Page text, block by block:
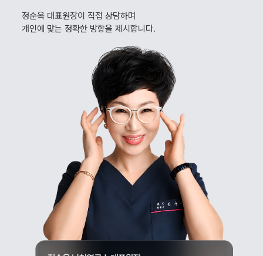
정순옥 대표원장이 직접 상담하며
개인에 맞는정확한 방향을 제시합니다.